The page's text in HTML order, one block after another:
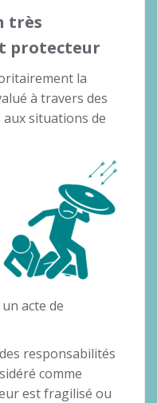
très
protecteur
la
à travers des
aux situations de
acte de
responsabilités
comme
est fragilisé ou